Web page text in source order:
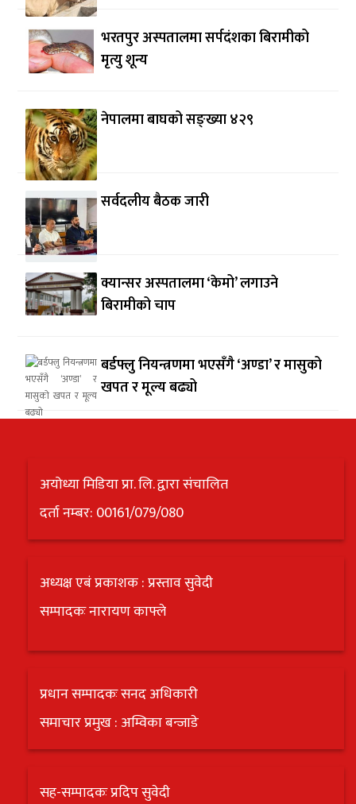
भरतपुर अस्पतालमा सर्पदंशका बिरामीको
मृत्यु शून्य
नेपालमा बाघको सङ्ख्या ४२९
सर्वदलीय बैठक जारी
क्यान्सर अस्पतालमा ‘केमो’ लगाउने
बिरामीको चाप
बर्डफ्लु नियन्त्रणमा भएसँगै ‘अण्डा’ र मासुको
खपत र मूल्य बढ्यो
अयोध्या मिडिया प्रा. लि. द्वारा संचालित
दर्ता नम्बर: 00161/079/080
अध्यक्ष एबं प्रकाशक : प्रस्ताव सुवेदी
सम्पादकः नारायण काफ्ले
प्रधान सम्पादकः सनद अधिकारी
समाचार प्रमुख : अम्विका बन्जाडे
सह-सम्पादकः प्रदिप सुवेदी